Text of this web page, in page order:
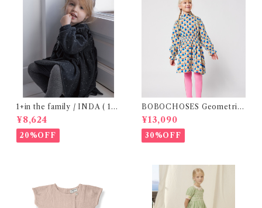
1+in the family / INDA ( 12-
48m )
¥8,624
20%OFF
BOBOCHOSES Geometric
Scacs all over dress / 4-8Y
¥13,090
30%OFF